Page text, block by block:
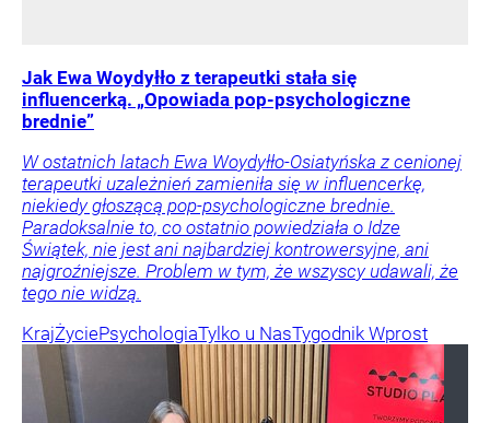
Jak Ewa Woydyłło z terapeutki stała się
influencerką. „Opowiada pop-psychologiczne
brednie”
W ostatnich latach Ewa Woydyłło-Osiatyńska z cenionej
terapeutki uzależnień zamieniła się w influencerkę,
niekiedy głoszącą pop-psychologiczne brednie.
Paradoksalnie to, co ostatnio powiedziała o Idze
Świątek, nie jest ani najbardziej kontrowersyjne, ani
najgroźniejsze. Problem w tym, że wszyscy udawali, że
tego nie widzą.
KrajŻyciePsychologiaTylko u NasTygodnik Wprost